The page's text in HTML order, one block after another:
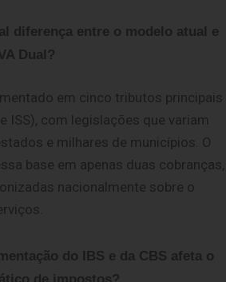
diferença entre o modelo atual e
Dual?
em cinco tributos principais
ISS), com legislações que variam
e milhares de municípios. O
base em apenas duas cobranças,
nacionalmente sobre o
do IBS e da CBS afeta o